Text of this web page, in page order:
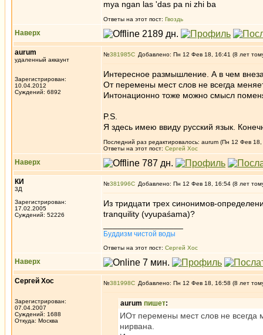
mya ngan las 'das pa ni zhi ba
Ответы на этот пост: Гвоздь
Наверх
aurum
удаленный аккаунт
Зарегистрирован:
10.04.2012
Суждений: 6892
№381985 Добавлено: Пн 12 Фев 18, 16:41 (8 лет
Интересное размышление. А в чем
От перемены мест слов не всегда
Интонационно тоже можно смысл
P.S.
Я здесь имею ввиду русский язык.
Последний раз редактировалось: aurum (Пн 12 Фев 18,
Ответы на этот пост: Сергей Хос
Наверх
КИ
3Д
Зарегистрирован:
17.02.2005
Суждений: 52226
№381996 Добавлено: Пн 12 Фев 18, 16:54 (8 лет
Из тридцати трех синонимов-
tranquility (vyupaśama)?
Буддизм чистой воды
Ответы на этот пост: Сергей Хос
Наверх
Сергей Хос
Зарегистрирован:
07.04.2007
Суждений: 1688
Откуда: Москва
№381998 Добавлено: Пн 12 Фев 18, 16:58 (8 лет
aurum пишет:
ИОт перемены мест слов не всегда
нирвана.